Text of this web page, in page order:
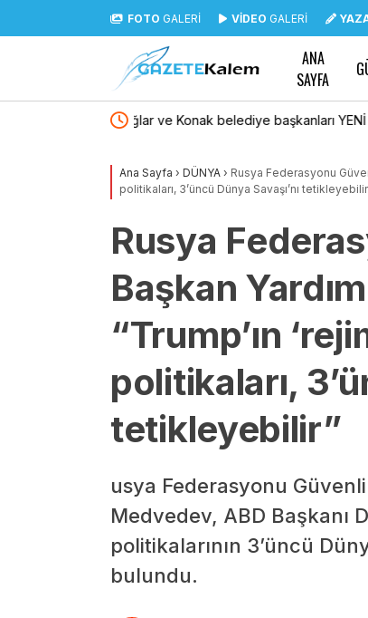
FOTO GALERİ VİDEO GALERİ
ANA
SAYFA
Aydın Karacasu’da zeytin ağaçları
Ana Sayfa › DÜNYA › Rusya Federasyonu
politikaları, 3’üncü Dünya Savaşı’nı
Rusya
Başkan
“Trump’ın
politikaları,
tetikleyebilir”
usya Federasyonu
Medvedev, ABD Başkanı
politikalarının 3’üncü
bulundu.